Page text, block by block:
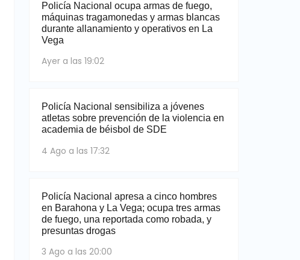
Policía Nacional ocupa armas de fuego,
máquinas tragamonedas y armas blancas
durante allanamiento y operativos en La
Vega
Ayer a las 19:02
Policía Nacional sensibiliza a jóvenes
atletas sobre prevención de la violencia en
academia de béisbol de SDE
4 Ago a las 17:32
Policía Nacional apresa a cinco hombres
en Barahona y La Vega; ocupa tres armas
de fuego, una reportada como robada, y
presuntas drogas
3 Ago a las 20:00